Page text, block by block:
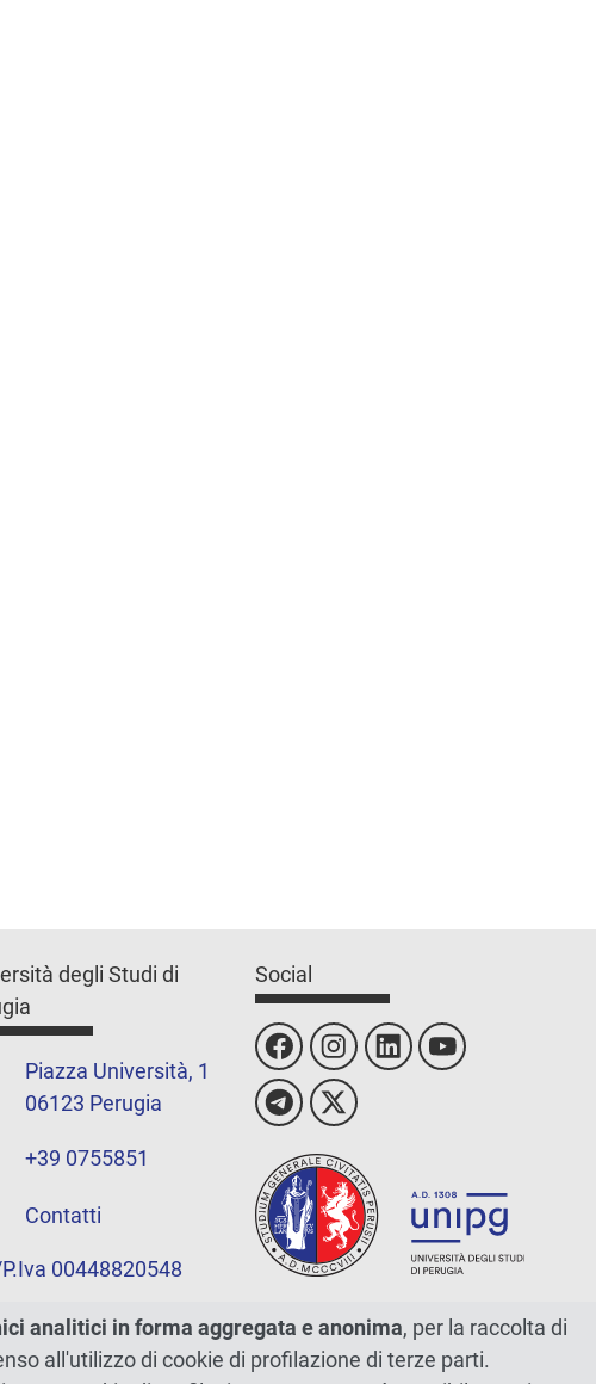
degli Studi di
Piazza Università, 1
06123 Perugia
+39 0755851
Contatti
00448820548
Social
analitici in forma aggregata e anonima, per la raccolta di
all'utilizzo di cookie di profilazione di terze parti.